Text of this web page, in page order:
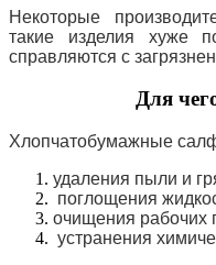
Некоторые
такие изделия хуже
справляются с
Для
Хлопчатобумажные
удаления пыли и
поглощения
очищения рабочих
устранения